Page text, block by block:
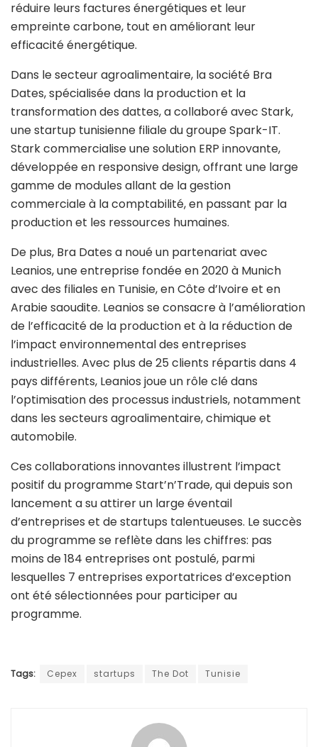
réduire leurs factures énergétiques et leur
empreinte carbone, tout en améliorant leur
efficacité énergétique.
Dans le secteur agroalimentaire, la société Bra
Dates, spécialisée dans la production et la
transformation des dattes, a collaboré avec Stark,
une startup tunisienne filiale du groupe Spark-IT.
Stark commercialise une solution ERP innovante,
développée en responsive design, offrant une large
gamme de modules allant de la gestion
commerciale à la comptabilité, en passant par la
production et les ressources humaines.
De plus, Bra Dates a noué un partenariat avec
Leanios, une entreprise fondée en 2020 à Munich
avec des filiales en Tunisie, en Côte d’Ivoire et en
Arabie saoudite. Leanios se consacre à l’amélioration
de l’efficacité de la production et à la réduction de
l’impact environnemental des entreprises
industrielles. Avec plus de 25 clients répartis dans 4
pays différents, Leanios joue un rôle clé dans
l’optimisation des processus industriels, notamment
dans les secteurs agroalimentaire, chimique et
automobile.
Ces collaborations innovantes illustrent l’impact
positif du programme Start’n’Trade, qui depuis son
lancement a su attirer un large éventail
d’entreprises et de startups talentueuses. Le succès
du programme se reflète dans les chiffres: pas
moins de 184 entreprises ont postulé, parmi
lesquelles 7 entreprises exportatrices d’exception
ont été sélectionnées pour participer au
programme.
Tags: Cepex startups The Dot Tunisie